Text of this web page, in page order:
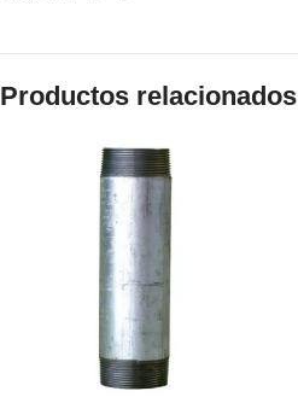
Productos relacionados